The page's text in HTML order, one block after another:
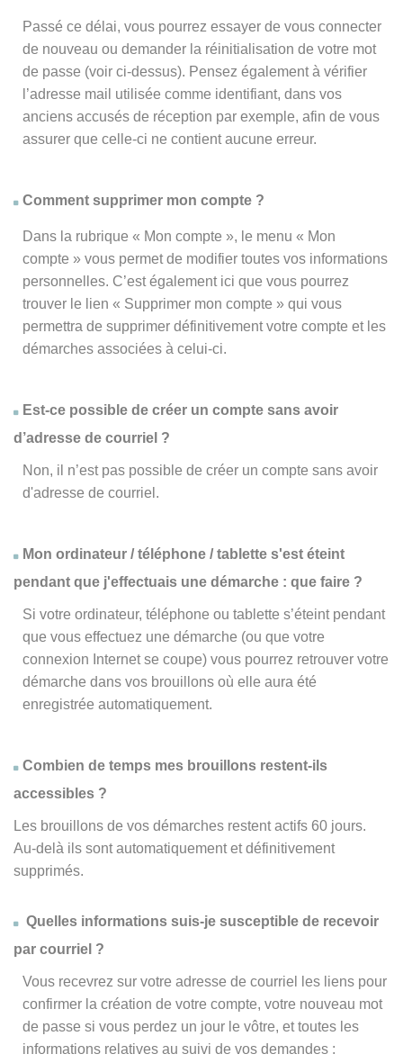
Passé ce délai, vous pourrez essayer de vous connecter
de nouveau ou demander la réinitialisation de votre mot
de passe (voir ci-dessus). Pensez également à vérifier
l’adresse mail utilisée comme identifiant, dans vos
anciens accusés de réception par exemple, afin de vous
assurer que celle-ci ne contient aucune erreur.
Comment supprimer mon compte ?
Dans la rubrique « Mon compte », le menu « Mon
compte » vous permet de modifier toutes vos informations
personnelles. C’est également ici que vous pourrez
trouver le lien « Supprimer mon compte » qui vous
permettra de supprimer définitivement votre compte et les
démarches associées à celui-ci.
Est-ce possible de créer un compte sans avoir
d’adresse de courriel ?
Non, il n’est pas possible de créer un compte sans avoir
d'adresse de courriel.
Mon ordinateur / téléphone / tablette s'est éteint
pendant que j'effectuais une démarche : que faire ?
Si votre ordinateur, téléphone ou tablette s’éteint pendant
que vous effectuez une démarche (ou que votre
connexion Internet se coupe) vous pourrez retrouver votre
démarche dans vos brouillons où elle aura été
enregistrée automatiquement.
Combien de temps mes brouillons restent-ils
accessibles ?
Les brouillons de vos démarches restent actifs 60 jours.
Au-delà ils sont automatiquement et définitivement
supprimés.
Quelles informations suis-je susceptible de recevoir
par courriel ?
Vous recevrez sur votre adresse de courriel les liens pour
confirmer la création de votre compte, votre nouveau mot
de passe si vous perdez un jour le vôtre, et toutes les
informations relatives au suivi de vos demandes :